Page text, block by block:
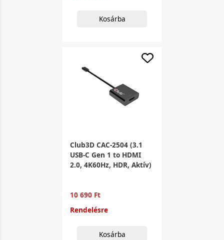
Kosárba
Club3D CAC-2504 (3.1
USB-C Gen 1 to HDMI
2.0, 4K60Hz, HDR, Aktív)
10 690 Ft
Rendelésre
Kosárba